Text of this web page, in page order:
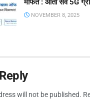
NOVEMBER 8, 2025
will not be published.